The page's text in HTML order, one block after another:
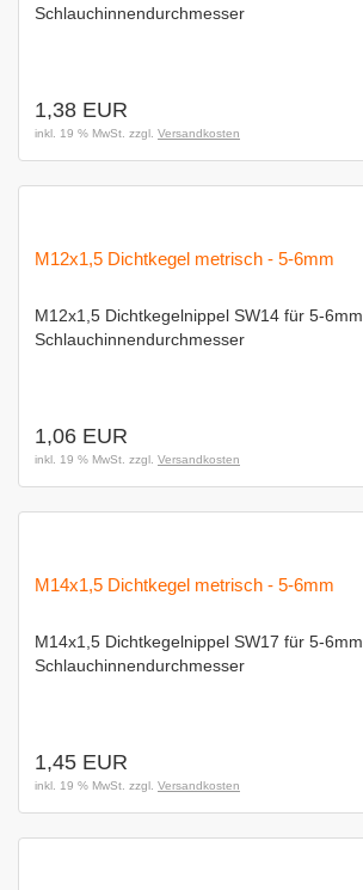
Schlauchinnendurchmesser
1,38 EUR
inkl. 19 % MwSt. zzgl. Versandkosten
M12x1,5 Dichtkegel metrisch - 5-6mm
M12x1,5 Dichtkegelnippel SW14 für 5-6mm
Schlauchinnendurchmesser
1,06 EUR
inkl. 19 % MwSt. zzgl. Versandkosten
M14x1,5 Dichtkegel metrisch - 5-6mm
M14x1,5 Dichtkegelnippel SW17 für 5-6mm
Schlauchinnendurchmesser
1,45 EUR
inkl. 19 % MwSt. zzgl. Versandkosten